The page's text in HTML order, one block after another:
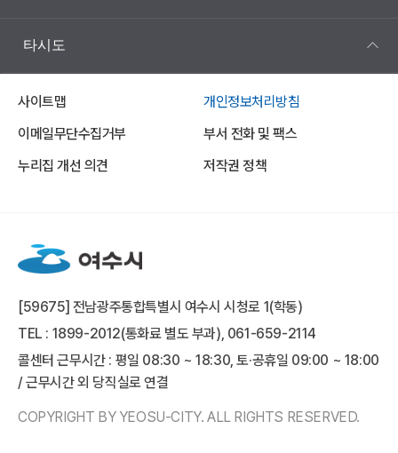
타시도
사이트맵
개인정보처리방침
이메일무단수집거부
부서 전화 및 팩스
누리집 개선 의견
저작권 정책
[59675] 전남광주통합특별시 여수시 시청로 1(학동)
TEL : 1899-2012(통화료 별도 부과), 061-659-2114
콜센터 근무시간 : 평일 08:30 ~ 18:30, 토·공휴일 09:00 ~ 18:00
/ 근무시간 외 당직실로 연결
COPYRIGHT BY YEOSU-CITY. ALL RIGHTS RESERVED.